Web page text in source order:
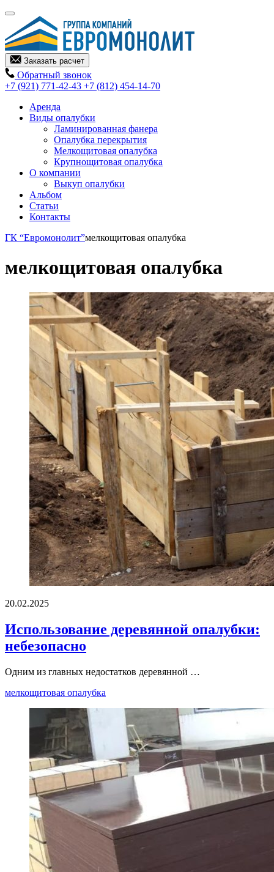
Заказать расчет
Обратный звонок
+7 (921) 771-42-43 +7 (812) 454-14-70
Аренда
Виды опалубки
Ламинированная фанера
Опалубка перекрытия
Мелкощитовая опалубка
Крупнощитовая опалубка
О компании
Выкуп опалубки
Альбом
Статьи
Контакты
ГК “Евромонолит”мелкощитовая опалубка
мелкощитовая опалубка
20.02.2025
Использование деревянной опалубки:
небезопасно
Одним из главных недостатков деревянной …
мелкощитовая опалубка